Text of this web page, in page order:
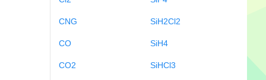
CNG
CO
CO2
SiH2Cl2
SiH4
SiHCl3